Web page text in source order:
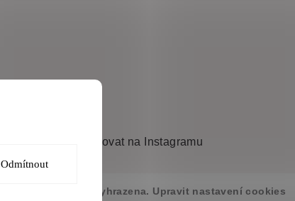
Odmítnout
Sledovat na Instagramu
. Všechna práva vyhrazena. Upravit nastavení cookies